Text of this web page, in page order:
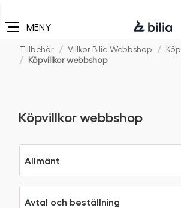
huvudmeny
innehåll
sidfot MENY
Tillbehör Villkor Bilia Webbshop
Köpvillkor webbshop
Köpvillkor webbshop
Allmänt
Avtal och beställning